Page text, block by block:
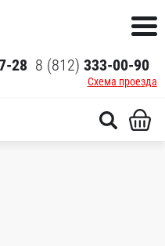
28 8 (812) 333-00-90
Схема проезда